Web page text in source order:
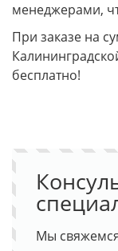
менеджерами,
При заказе на
бесплатно!
Мы